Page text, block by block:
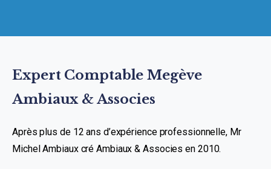
Expert Comptable Megève
Ambiaux & Associes
Après plus de 12 ans d’expérience professionnelle, Mr
Michel Ambiaux cré Ambiaux & Associes en 2010.